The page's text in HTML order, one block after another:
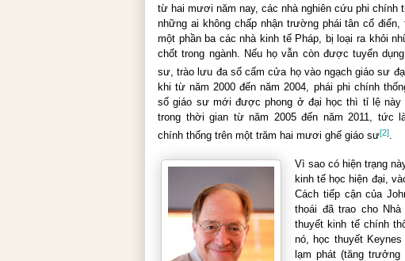
từ hai mươi năm nay, các nhà nghiên cứu phi chính
những ai không chấp nhận trường pháitân cổ điển
một phần ba các nhà kinh tế Pháp, bị loại ra khỏi
chốt trong ngành. Nếu họ vẫn còn được tuyển
sư, trào lưu đa số cấm cửa họ vào ngạch giáo sư
khi từ năm 2000 đến năm 2004, phái phi chính
số giáo sư mới được phong ở đại học thì tỉ lệ này
trong thời gian từ năm 2005 đến năm 2011, tức
chính thống trên một trăm hai mươi ghế giáo sư[2].
Vì sao có hiện trạng
kinh tế học hiện đại,
Cách tiếp cận của
thoái đã trao cho
thuyết kinh tế chính
nó, học thuyết
lạm phát (tăng